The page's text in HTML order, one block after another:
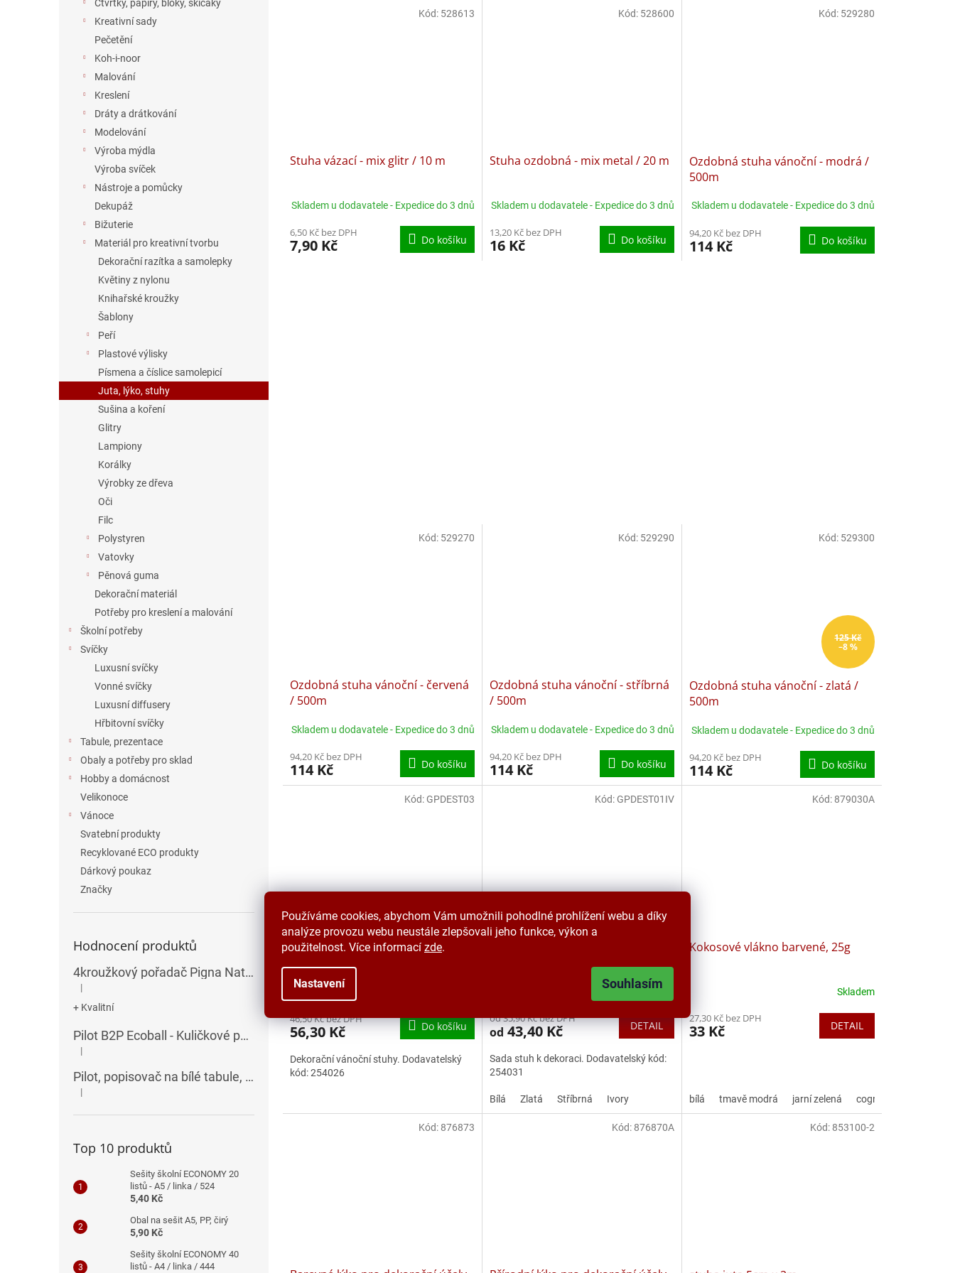
Používáme cookies, abychom Vám umožnili pohodlné prohlížení webu a díky
analýze provozu webu neustále zlepšovali jeho funkce, výkon a
použitelnost. Více informací zde.
Nastavení Souhlasím
Čtvrtky, papíry, bloky, skicáky
Kreativní sady
Pečetění
Koh-i-noor
Malování
Kreslení
Dráty a drátkování
Modelování
Výroba mýdla
Výroba svíček
Nástroje a pomůcky
Dekupáž
Bižuterie
Materiál pro kreativní tvorbu
Dekorační razítka a samolepky
Květiny z nylonu
Knihařské kroužky
Šablony
Peří
Plastové výlisky
Písmena a číslice samolepicí
Juta, lýko, stuhy
Sušina a koření
Glitry
Lampiony
Korálky
Výrobky ze dřeva
Oči
Filc
Polystyren
Vatovky
Pěnová guma
Dekorační materiál
Potřeby pro kreslení a malování
Školní potřeby
Svíčky
Luxusní svíčky
Vonné svíčky
Luxusní diffusery
Hřbitovní svíčky
Tabule, prezentace
Obaly a potřeby pro sklad
Hobby a domácnost
Velikonoce
Vánoce
Svatební produkty
Recyklované ECO produkty
Dárkový poukaz
Značky
Hodnocení produktů
4kroužkový pořadač Pigna Nature Flowers - A4, 35 mm, mix motivů
Hodnocení produktu je 5 z 5 hvězdiček.
|
+ Kvalitní
Pilot B2P Ecoball - Kuličkové pero
Hodnocení produktu je 5 z 5 hvězdiček.
|
Pilot, popisovač na bílé tabule, seříznutý hrot, V-Board Master Chisel
Hodnocení produktu je 5 z 5 hvězdiček.
|
Top 10 produktů
Sešity školní ECONOMY 20
listů - A5 / linka / 524
5,40 Kč
Obal na sešit A5, PP, čirý
5,90 Kč
Sešity školní ECONOMY 40
listů - A4 / linka / 444
Stuha vázací - mix glitr / 10 m
Skladem u dodavatele - Expedice do 3 dnů
6,50 Kč bez DPH
7,90 Kč Do košíku
Kód: 528613
Stuha ozdobná - mix metal / 20 m
Skladem u dodavatele - Expedice do 3 dnů
13,20 Kč bez DPH
16 Kč Do košíku
Kód: 528600
Ozdobná stuha vánoční - modrá /
500m
Skladem u dodavatele - Expedice do 3 dnů
94,20 Kč bez DPH
114 Kč Do košíku
Kód: 529280
Ozdobná stuha vánoční - červená
/ 500m
Skladem u dodavatele - Expedice do 3 dnů
94,20 Kč bez DPH
114 Kč Do košíku
Kód: 529270
Ozdobná stuha vánoční - stříbrná
/ 500m
Skladem u dodavatele - Expedice do 3 dnů
94,20 Kč bez DPH
114 Kč Do košíku
Kód: 529290
125 Kč
–8 %
Ozdobná stuha vánoční - zlatá /
500m
Skladem u dodavatele - Expedice do 3 dnů
94,20 Kč bez DPH
114 Kč Do košíku
Kód: 529300
Dekorační stuhy vánoční, sada
46,50 Kč bez DPH
56,30 Kč Do košíku
Dekorační vánoční stuhy. Dodavatelský
kód: 254026
Kód: GPDEST03
Skladem
od 35,90 Kč bez DPH
od43,40 Kč DETAIL
Sada stuh k dekoraci. Dodavatelský kód:
254031
Bílá Zlatá Stříbrná Ivory
Kód: GPDEST01IV
Kokosové vlákno barvené, 25g
Skladem
27,30 Kč bez DPH
33 Kč DETAIL
bílá tmavě modrá jarní zelená cognac
Kód: 879030A
Kód: 876873 Kód: 876870A Kód: 853100-2